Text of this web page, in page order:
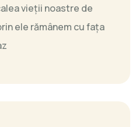
vieţii noastre de
ele rămânem cu faţa